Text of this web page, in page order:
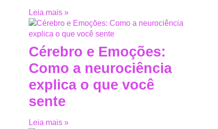
Leia mais »
Cérebro e Emoções:
Como a neurociência
explica o que você
sente
Leia mais »